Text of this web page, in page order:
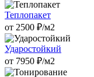
Теплопакет
от 2500 ₽/м2
Ударостойкий
от 7950 ₽/м2